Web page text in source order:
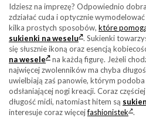
Idziesz na imprezę? Odpowiednio
zdziałać cuda i optycznie
kilka prostych sposobów, które
sukienki na weselu . Sukienki
się słusznie ikoną oraz esencją
na wesele
na każdą figurę. Jeżeli
najwięcej zwolenników ma chyba
uwielbiają zaś panowie, którym
odsłaniającej nogi kreacji. Coraz
długość midi, natomiast hitem są
interesuje coraz więcejfashionistek .